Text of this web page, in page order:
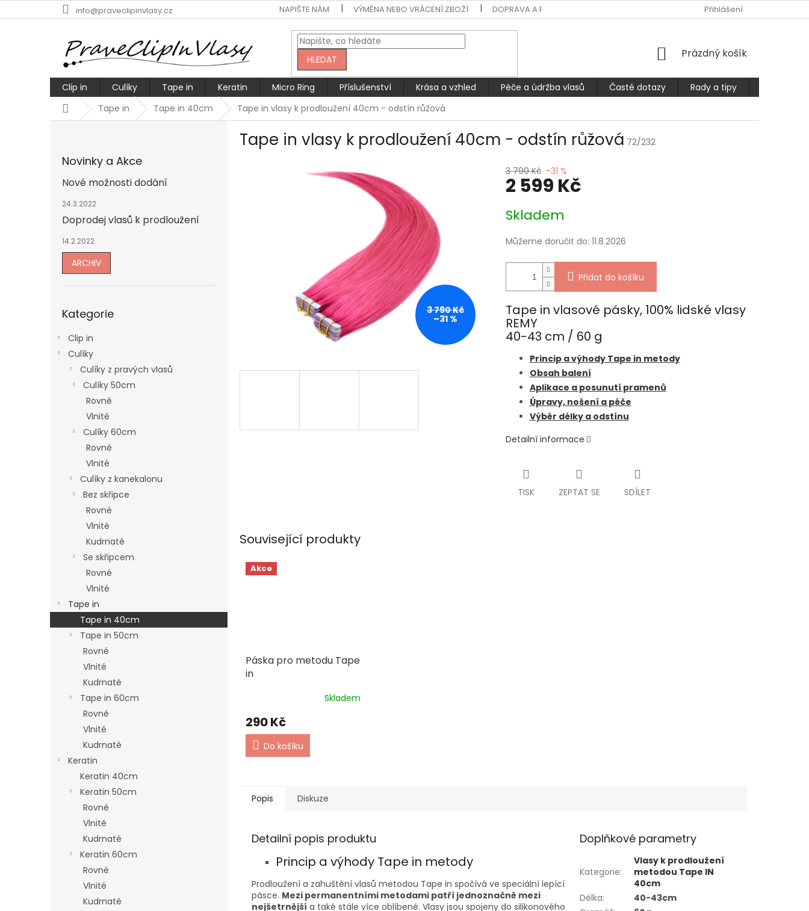
na
info@praveclipinvlasy.cz NAPIŠTE NÁM VÝMĚNA NEBO VRÁCENÍ ZBOŽÍ DOPRAVA A PLATBA OBCHODNÍ PODMÍNKY
Přihlášení
HLEDAT
NÁKUPNÍ
Prázdný košík
Clip in Culíky Tape in Keratin Micro Ring Příslušenství Krása a vzhled Péče a údržba vlasů Časté dotazy Rady a tipy
DomůTape in Tape in 40cm Tape in vlasy k prodloužení 40cm - odstín růžová
Novinky a Akce
Nové možnosti dodání
24.3.2022
Doprodej vlasů k prodloužení
14.2.2022
ARCHIV
kategorie
Kategorie
Clip in
Culíky
Culíky z pravých vlasů
Culíky 50cm
Rovné
Vlnité
Culíky 60cm
Rovné
Vlnité
Culíky z kanekalonu
Bez skřipce
Rovné
Vlnité
Kudrnaté
Se skřipcem
Rovné
Vlnité
Tape in
Tape in 40cm
Tape in 50cm
Rovné
Vlnité
Kudrnaté
Tape in 60cm
Rovné
Vlnité
Kudrnaté
Keratin
Keratin 40cm
Keratin 50cm
Rovné
Vlnité
Kudrnaté
Keratin 60cm
Rovné
Vlnité
Kudrnaté
Tape in vlasy k prodloužení 40cm - odstín růžová 72/232
3 790 Kč
–31 %
3 790 Kč –31 %
2 599 Kč
cena:
Skladem
Můžeme doručit do: 11.8.2026
Přidat do košíku
Tape in vlasové pásky, 100% lidské vlasy
REMY
40-43 cm / 60 g
Princip a výhody Tape in metody
Obsah balení
Aplikace a posunutí pramenů
Úpravy, nošení a péče
Výběr délky a odstínu
Detailní informace
TISK ZEPTAT SE SDÍLET
Související produkty
Akce
Páska pro metodu Tape
in
Skladem
290 Kč
Do košíku
Popis Diskuze
Detailní popis produktu
Princip a výhody Tape in metody
Prodloužení a zahuštění vlasů metodou Tape in spočívá ve speciální lepící
pásce. Mezi permanentními metodami patří jednoznačně mezi
nejšetrnější a také stále více oblíbené. Vlasy jsou spojeny do silikonového
Doplňkové parametry
Kategorie:
Vlasy k prodloužení
metodou Tape IN
40cm
Délka:
40-43cm